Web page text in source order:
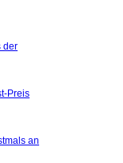
der
Preis
an